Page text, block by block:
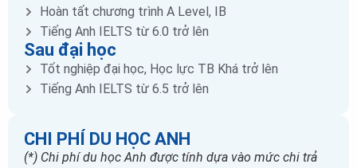
Hoàn tất chương trình A Level, IB
Tiếng Anh IELTS từ 6.0 trở lên
Sau đại học
Tốt nghiệp đại học, Học lực TB Khá trở lên
Tiếng Anh IELTS từ 6.5 trở lên
CHI PHÍ DU HỌC ANH
(*) Chi phí du học Anh được tính dựa vào mức chi trả